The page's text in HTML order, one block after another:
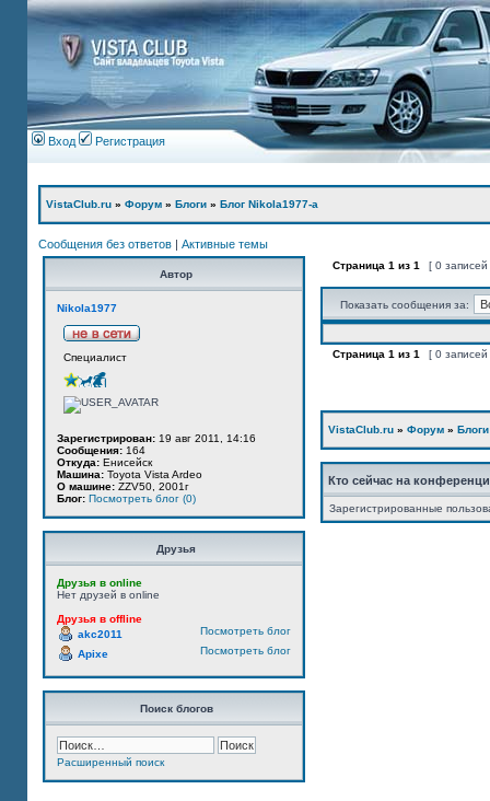
Вход Регистрация
VistaClub.ru » Форум » Блоги » Блог Nikola1977-а
Сообщения без ответов | Активные темы
Автор
Nikola1977
Специалист
Зарегистрирован: 19 авг 2011, 14:16
Сообщения: 164
Откуда: Енисейск
Машина: Toyota Vista Ardeo
О машине: ZZV50, 2001г
Блог: Посмотреть блог (0)
Друзья
Друзья в online
Нет друзей в online
Друзья в offline
Посмотреть блог
akc2011
Посмотреть блог
Apixe
Поиск блогов
Расширенный поиск
Страница 1 из 1 [ 0
Показать сообщения за:
Страница 1 из 1 [ 0
VistaClub.ru » Форум » Блоги
Кто сейчас на
Зарегистрированные